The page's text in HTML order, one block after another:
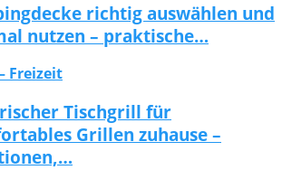
richtig auswählen und
nutzen – praktische…
Freizeit
Tischgrill für
Grillen zuhause –